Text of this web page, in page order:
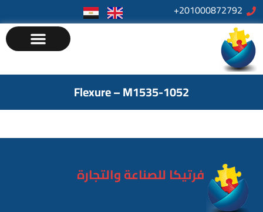
201000872792+
Flexure – M1535-1052
فرتيكا للصناعة والتجارة